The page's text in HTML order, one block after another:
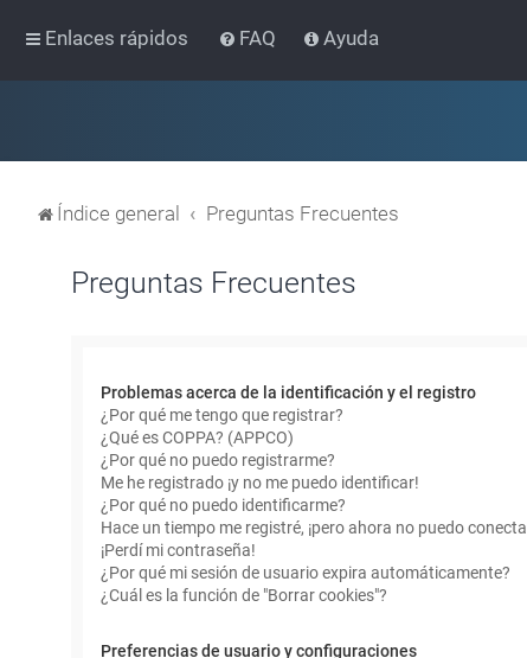
Enlaces rápidos FAQ Ayuda
Índice general Preguntas Frecuentes
Preguntas Frecuentes
Problemas acerca de la identificación y el registro
¿Por qué me tengo que registrar?
¿Qué es COPPA? (APPCO)
¿Por qué no puedo registrarme?
Me he registrado ¡y no me puedo identificar!
¿Por qué no puedo identificarme?
Hace un tiempo me registré, ¡pero ahora no puedo
¡Perdí mi contraseña!
¿Por qué mi sesión de usuario expira automáticamente?
¿Cuál es la función de "Borrar cookies"?
Preferencias de usuario y configuraciones